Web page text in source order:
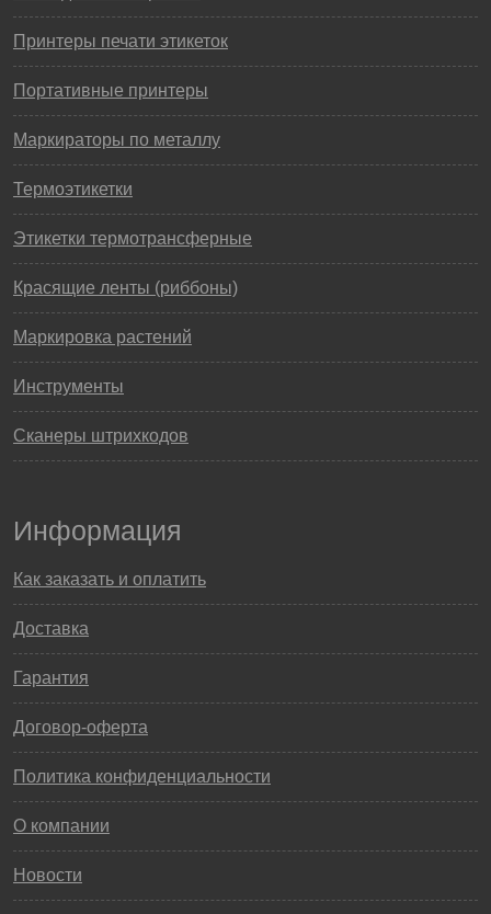
Принтеры печати этикеток
Портативные принтеры
Маркираторы по металлу
Термоэтикетки
Этикетки термотрансферные
Красящие ленты (риббоны)
Маркировка растений
Инструменты
Сканеры штрихкодов
Информация
Как заказать и оплатить
Доставка
Гарантия
Договор-оферта
Политика конфиденциальности
О компании
Новости